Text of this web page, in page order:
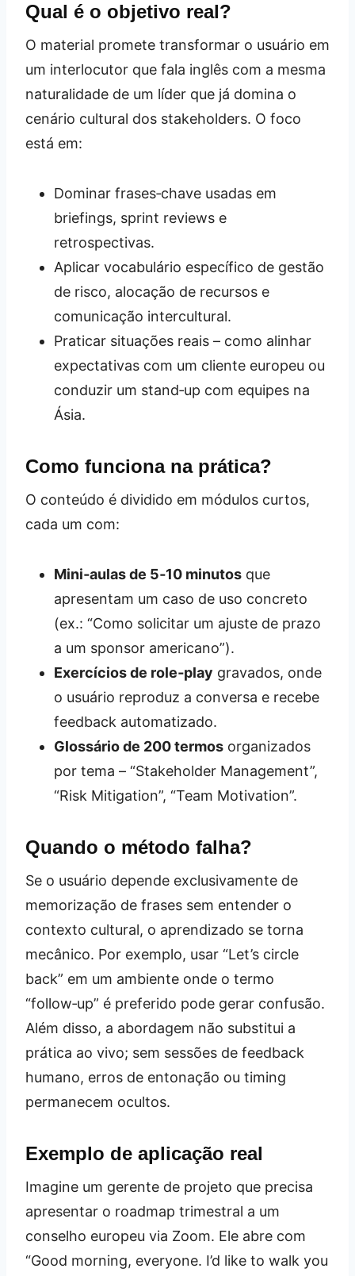
Qual é o objetivo real?
O material promete transformar o usuário em
um interlocutor que fala inglês com a mesma
naturalidade de um líder que já domina o
cenário cultural dos stakeholders. O foco
está em:
Dominar frases‑chave usadas em
briefings, sprint reviews e
retrospectivas.
Aplicar vocabulário específico de gestão
de risco, alocação de recursos e
comunicação intercultural.
Praticar situações reais – como alinhar
expectativas com um cliente europeu ou
conduzir um stand‑up com equipes na
Ásia.
Como funciona na prática?
O conteúdo é dividido em módulos curtos,
cada um com:
Mini‑aulas de 5‑10 minutos que
apresentam um caso de uso concreto
(ex.: “Como solicitar um ajuste de prazo
a um sponsor americano”).
Exercícios de role‑play gravados, onde
o usuário reproduz a conversa e recebe
feedback automatizado.
Glossário de 200 termos organizados
por tema – “Stakeholder Management”,
“Risk Mitigation”, “Team Motivation”.
Quando o método falha?
Se o usuário depende exclusivamente de
memorização de frases sem entender o
contexto cultural, o aprendizado se torna
mecânico. Por exemplo, usar “Let’s circle
back” em um ambiente onde o termo
“follow‑up” é preferido pode gerar confusão.
Além disso, a abordagem não substitui a
prática ao vivo; sem sessões de feedback
humano, erros de entonação ou timing
permanecem ocultos.
Exemplo de aplicação real
Imagine um gerente de projeto que precisa
apresentar o roadmap trimestral a um
conselho europeu via Zoom. Ele abre com
“Good morning, everyone. I’d like to walk you